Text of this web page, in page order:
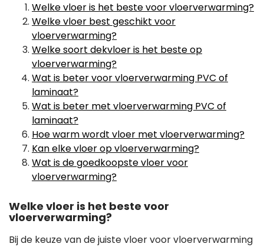
Welke vloer is het beste voor vloerverwarming?
Welke vloer best geschikt voor
vloerverwarming?
Welke soort dekvloer is het beste op
vloerverwarming?
Wat is beter voor vloerverwarming PVC of
laminaat?
Wat is beter met vloerverwarming PVC of
laminaat?
Hoe warm wordt vloer met vloerverwarming?
Kan elke vloer op vloerverwarming?
Wat is de goedkoopste vloer voor
vloerverwarming?
Welke vloer is het beste voor
vloerverwarming?
Bij de keuze van de juiste vloer voor vloerverwarming